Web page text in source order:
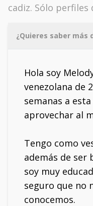
cadiz. Sólo perfiles
¿Quieres saber más
Hola soy
venezolana de
semanas a
aprovechar al
Tengo como
además de
soy muy
seguro que no
conocemos.